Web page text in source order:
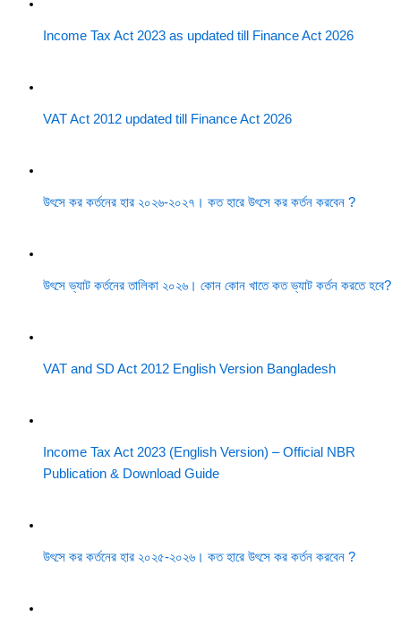
Income Tax Act 2023 as updated till Finance Act 2026
VAT Act 2012 updated till Finance Act 2026
উৎসে কর কর্তনের হার ২০২৬-২০২৭। কত হারে উৎসে কর কর্তন করবেন ?
উৎসে ভ্যাট কর্তনের তালিকা ২০২৬। কোন কোন খাতে কত ভ্যাট কর্তন করতে হবে?
VAT and SD Act 2012 English Version Bangladesh
Income Tax Act 2023 (English Version) – Official NBR
Publication & Download Guide
উৎসে কর কর্তনের হার ২০২৫-২০২৬। কত হারে উৎসে কর কর্তন করবেন ?